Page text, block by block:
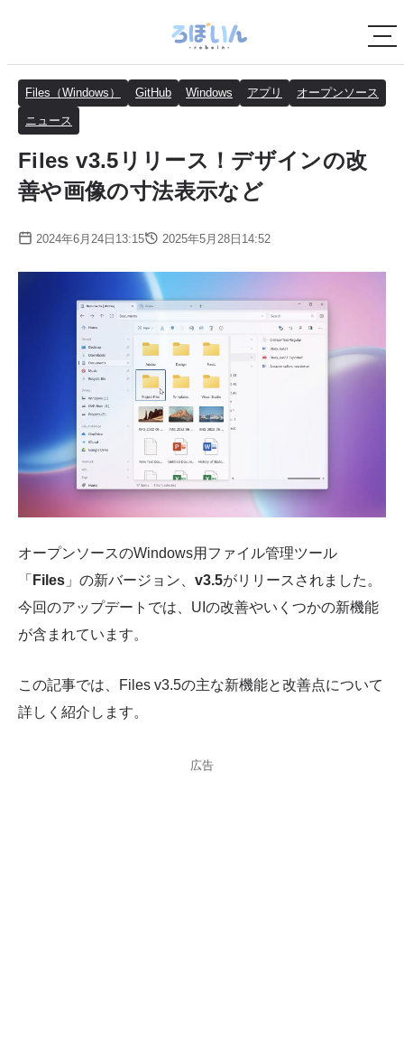
Files（Windows） GitHub Windows アプリ オープンソース
ニュース
Files v3.5リリース！デザインの改
善や画像の寸法表示など
2024年6月24日13:15 2025年5月28日14:52
オープンソースのWindows用ファイル管理ツール
「 Files 」の新バージョン、 v3.5がリリースされました。
今回のアップデートでは、UIの改善やいくつかの新機能
が含まれています。
この記事では、Files v3.5の主な新機能と改善点について
詳しく紹介します。
広告